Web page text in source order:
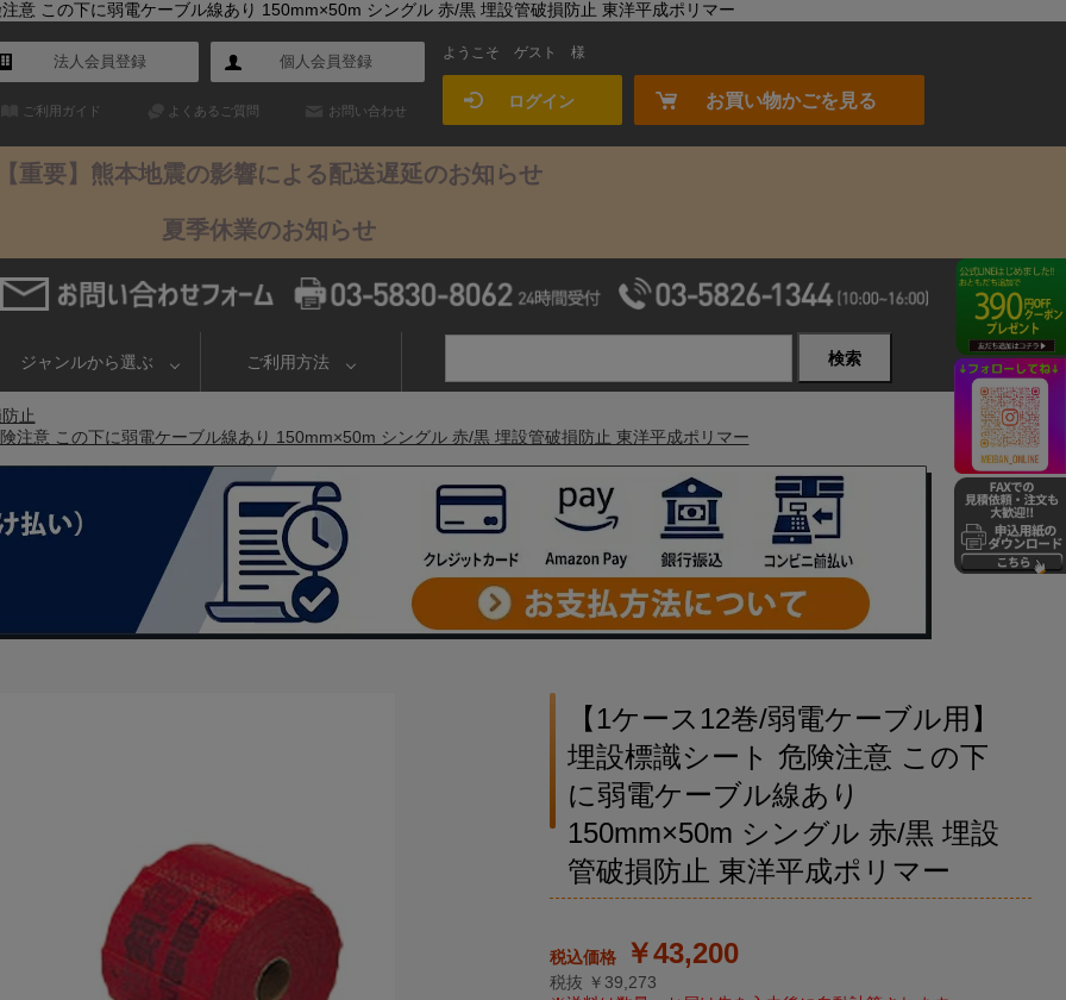
意 この下に弱電ケーブル線あり 150mm×50m シングル 赤/黒 埋設管破損防止 東洋平成ポリマー
法人会員登録 個人会員登録
ご利用ガイド よくあるご質問 お問い合わせ
ようこそ ゲスト 様
ログイン お買い物かごを見る
重要】熊本地震の影響による配送遅延のお知らせ
夏季休業のお知らせ
ジャンルから選ぶ ご利用方法 検索
止
注意 この下に弱電ケーブル線あり 150mm×50m シングル 赤/黒 埋設管破損防止 東洋平成ポリマー
【1ケース12巻/弱電ケーブル用】
埋設標識シート 危険注意 この下
に弱電ケーブル線あり
150mm×50m シングル 赤/黒 埋設
管破損防止 東洋平成ポリマー
￥43,200
税抜 ￥39,273